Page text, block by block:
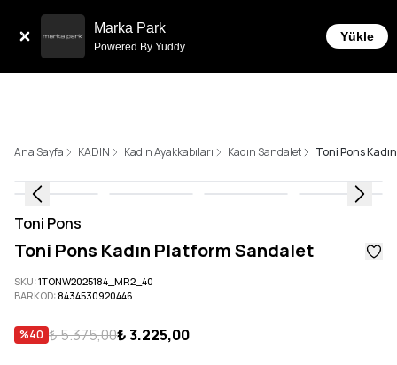
Marka Park
Powered By Yuddy
Yükle
Ana Sayfa KADIN Kadın Ayakkabıları Kadın Sandalet Toni Pons
Toni Pons
Toni Pons Kadın Platform Sandalet
SKU:1TONW2025184_MR2_40
BARKOD: 8434530920446
%40 ₺ 5.375,00₺ 3.225,00